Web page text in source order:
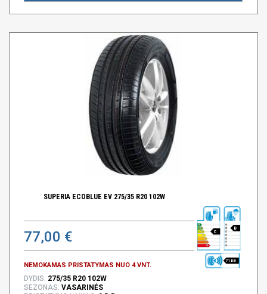
SUPERIA ECOBLUE EV 275/35 R20 102W
77,00 €
NEMOKAMAS PRISTATYMAS NUO 4 VNT.
C
B
71 DB
DYDIS: 275/35 R20 102W
SEZONAS: VASARINĖS